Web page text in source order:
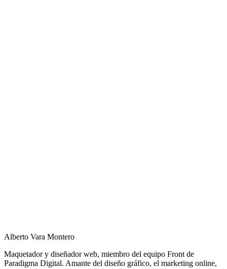
Alberto Vara Montero
Maquetador y diseñador web, miembro del equipo Front de
Paradigma Digital. Amante del diseño gráfico, el marketing online,